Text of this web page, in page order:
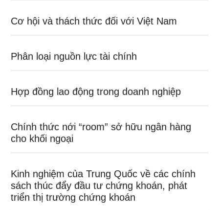
Cơ hội và thách thức đối với Việt Nam
Phân loại nguồn lực tài chính
Hợp đồng lao động trong doanh nghiệp
Chính thức nới “room” sở hữu ngân hàng
cho khối ngoại
Kinh nghiệm của Trung Quốc về các chính
sách thúc đẩy đầu tư chứng khoán, phát
triển thị trường chứng khoán